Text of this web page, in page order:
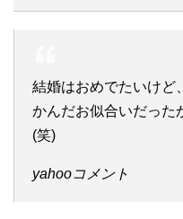
結婚はおめでたいけど
かんだお似合いだった
(笑)
yahooコメント